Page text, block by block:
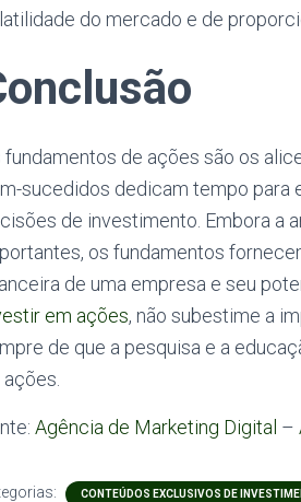
do mercado e de
fundamentos de ações são os
sucedidos dedicam tempo para
de investimento. Embora a
os fundamentos
de uma empresa e seu
em ações, não subestime a
de que a pesquisa e a
Agência de Marketing Digital –
CONTEÚDOS EXCLUSIVOS DE